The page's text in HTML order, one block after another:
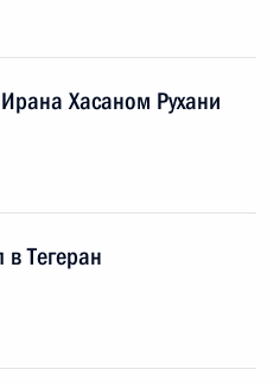
Хасаном Рухани
Тегеран